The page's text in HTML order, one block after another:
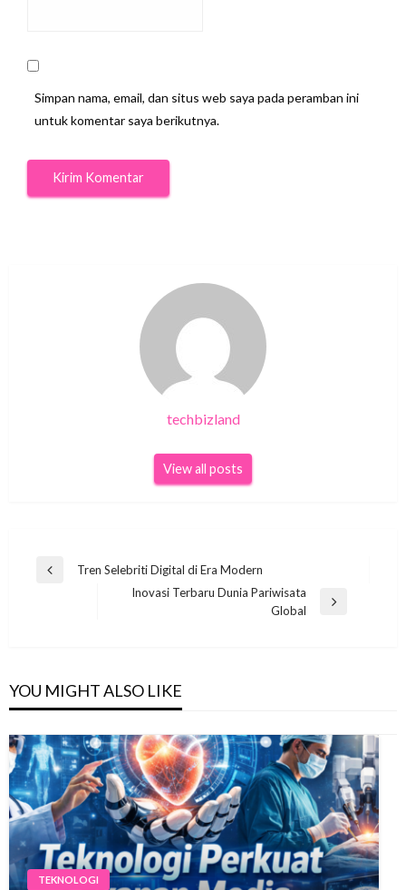
Simpan nama, email, dan situs web saya pada peramban ini
untuk komentar saya berikutnya.
techbizland
View all posts
Navigasi
Previous
Tren Selebriti Digital di Era Modern
Inovasi Terbaru Dunia Pariwisata
Global
YOU MIGHT ALSO LIKE
TEKNOLOGI